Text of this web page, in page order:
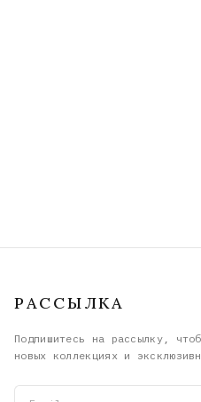
РАССЫЛКА
Подпишитесь на рассылку,
новых коллекциях и
Email адрес